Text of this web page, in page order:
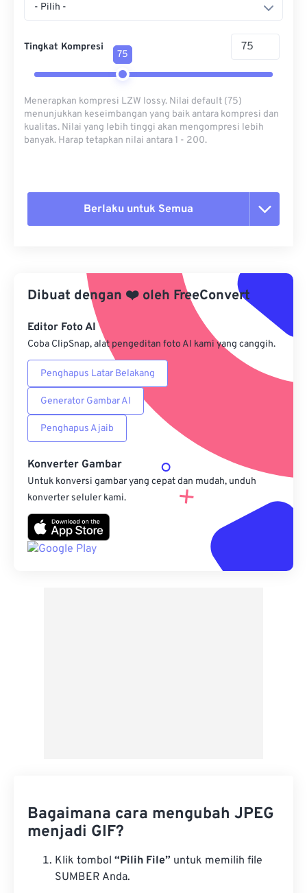
- Pilih -
Tingkat Kompresi
75
Menerapkan kompresi LZW lossy. Nilai default (75)
menunjukkan keseimbangan yang baik antara kompresi dan
kualitas. Nilai yang lebih tinggi akan mengompresi lebih
banyak. Harap tetapkan nilai antara 1 - 200.
Berlaku untuk Semua
Terapkan dari Preset
Simpan sebagai Preset
Dibuat dengan ❤️ oleh FreeConvert
Editor Foto AI
Coba ClipSnap, alat pengeditan foto AI kami yang canggih.
Penghapus Latar Belakang
Generator Gambar AI
Penghapus Ajaib
Konverter Gambar
Untuk konversi gambar yang cepat dan mudah, unduh
konverter seluler kami.
Bagaimana cara mengubah JPEG
menjadi GIF?
Klik tombol “Pilih File” untuk memilih file
SUMBER Anda.